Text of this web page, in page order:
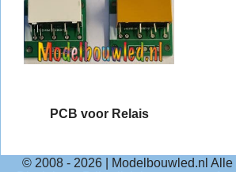
PCB voor Relais
© 2008 - 2026| Modelbouwled.nl Alle